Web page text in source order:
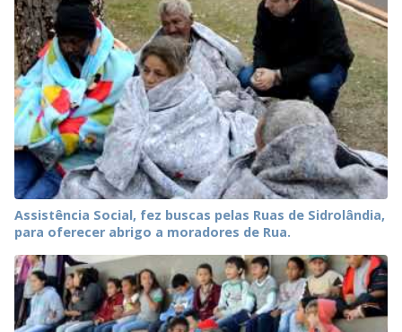
Assistência Social, fez buscas pelas Ruas de Sidrolândia,
para oferecer abrigo a moradores de Rua.